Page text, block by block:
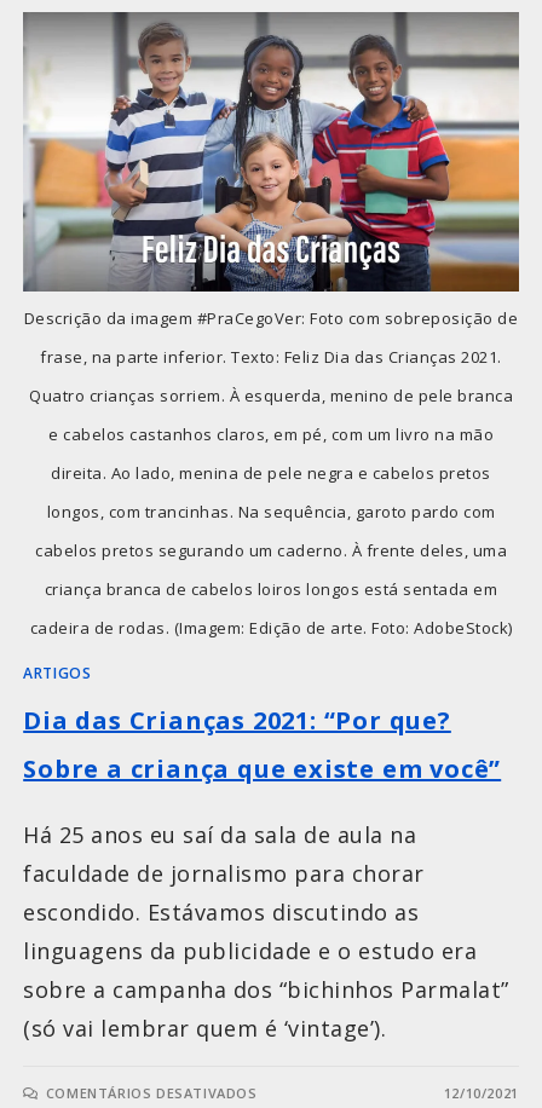
Descrição da imagem #PraCegoVer: Foto com sobreposição de
frase, na parte inferior. Texto: Feliz Dia das Crianças 2021.
Quatro crianças sorriem. À esquerda, menino de pele branca
e cabelos castanhos claros, em pé, com um livro na mão
direita. Ao lado, menina de pele negra e cabelos pretos
longos, com trancinhas. Na sequência, garoto pardo com
cabelos pretos segurando um caderno. À frente deles, uma
criança branca de cabelos loiros longos está sentada em
cadeira de rodas. (Imagem: Edição de arte. Foto: AdobeStock)
ARTIGOS
Dia das Crianças 2021: “Por que?
Sobre a criança que existe em você”
Há 25 anos eu saí da sala de aula na
faculdade de jornalismo para chorar
escondido. Estávamos discutindo as
linguagens da publicidade e o estudo era
sobre a campanha dos “bichinhos Parmalat”
(só vai lembrar quem é ‘vintage’).
COMENTÁRIOS DESATIVADOS 12/10/2021